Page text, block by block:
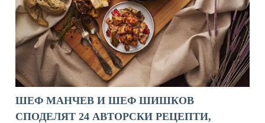
ШЕФ МАНЧЕВ И ШЕФ ШИШКОВ
СПОДЕЛЯТ 24 АВТОРСКИ РЕЦЕПТИ,